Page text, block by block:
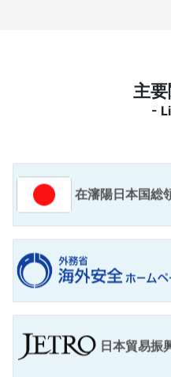
主
-
在瀋陽日本国総
日本貿易振